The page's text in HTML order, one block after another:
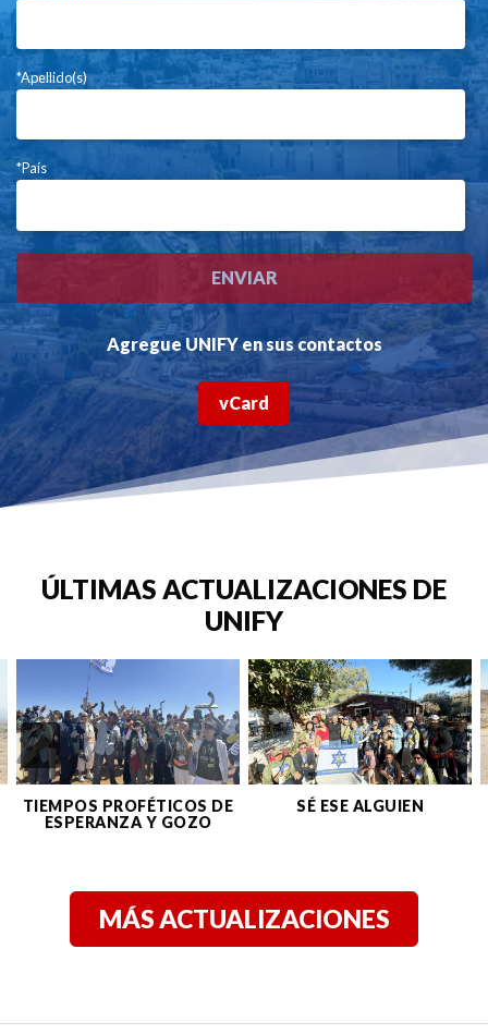
*Apellido(s)
*País
Agregue UNIFY en sus contactos
vCard
ÚLTIMAS ACTUALIZACIONES DE
UNIFY
TIEMPOS PROFÉTICOS DE
ESPERANZA Y GOZO
SÉ ESE ALGUIEN
MÁS ACTUALIZACIONES